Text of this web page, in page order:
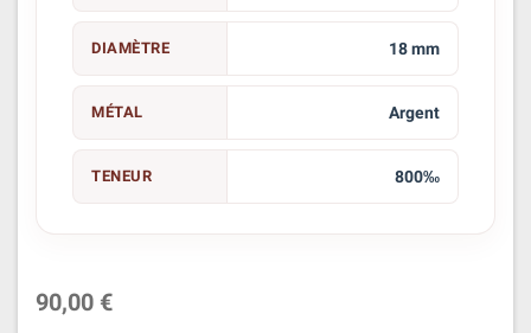
DIAMÈTRE 18 mm
MÉTAL Argent
TENEUR 800‰
90,00 €